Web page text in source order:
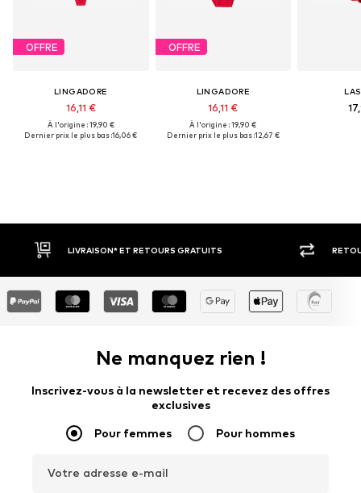
OFFRE
LINGADORE
16,11 €
À l'origine : 19,90 €
Dernier prix le plus bas :16,06 €
OFFRE
LINGADORE
16,11 €
À l'origine : 19,90 €
Dernier prix le plus bas :12,67 €
RETOURS GRATUITS RETOUR SOUS 30 JOURS
Ne manquez rien !
Inscrivez-vous à la newsletter et recevez des offres
exclusives
Pour femmes Pour hommes
Votre adresse e-mail